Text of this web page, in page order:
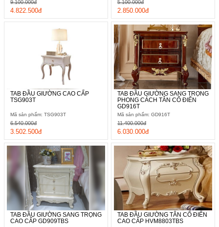
4.822.500đ
9.100.000đ
2.850.000đ
5.100.000đ
TAB ĐẦU GIƯỜNG CAO CẤP
TSG903T
Mã sản phẩm: TSG903T
3.502.500đ
6.540.000đ
TAB ĐẦU GIƯỜNG SANG TRỌNG
PHONG CÁCH TÂN CỔ ĐIỂN
GD916T
Mã sản phẩm: GD916T
6.030.000đ
11.400.000đ
TAB ĐẦU GIƯỜNG SANG TRỌNG
CAO CẤP GD909TBS
TAB ĐẦU GIƯỜNG TÂN CỔ ĐIỂN
CAO CẤP HVM8803TBS